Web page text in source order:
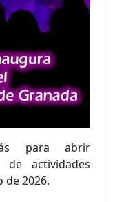
para abrir
de actividades
de 2026.